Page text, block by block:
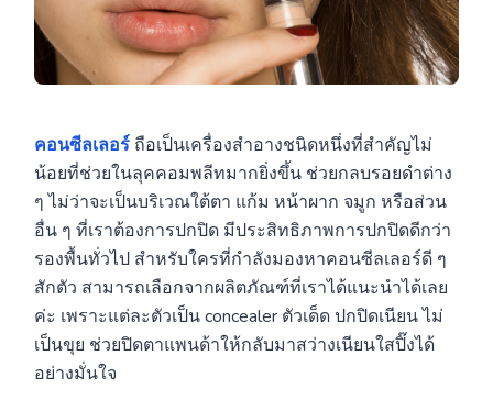
คอนซีลเลอร์ ถือเป็นเครื่องสำอางชนิดหนึ่งที่สำคัญไม่
น้อยที่ช่วยในลุคคอมพลีทมากยิ่งขึ้น ช่วยกลบรอยดำต่าง
ๆ ไม่ว่าจะเป็นบริเวณใต้ตา แก้ม หน้าผาก จมูก หรือส่วน
อื่น ๆ ที่เราต้องการปกปิด มีประสิทธิภาพการปกปิดดีกว่า
รองพื้นทั่วไป สำหรับใครที่กำลังมองหาคอนซีลเลอร์ดี ๆ
สักตัว สามารถเลือกจากผลิตภัณฑ์ที่เราได้แนะนำได้เลย
ค่ะ เพราะแต่ละตัวเป็น concealer ตัวเด็ด ปกปิดเนียน ไม่
เป็นขุย ช่วยปิดตาแพนด้าให้กลับมาสว่างเนียนใสปิ๊งได้
อย่างมั่นใจ